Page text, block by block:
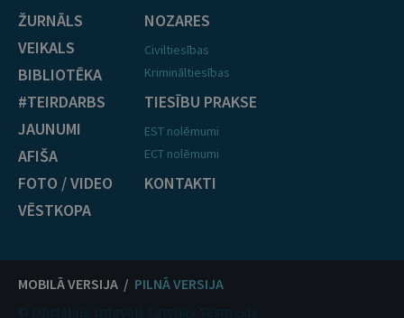
ŽURNĀLS
VEIKALS
BIBLIOTĒKA
#TEIRDARBS
JAUNUMI
AFIŠA
FOTO / VIDEO
VĒSTKOPA
NOZARES
Civiltiesības
Krimināltiesības
TIESĪBU PRAKSE
EST nolēmumi
ECT nolēmumi
KONTAKTI
MOBILĀ VERSIJA / PILNĀ VERSIJA
© Oficiālais izdevējs Latvijas Vēstnesis